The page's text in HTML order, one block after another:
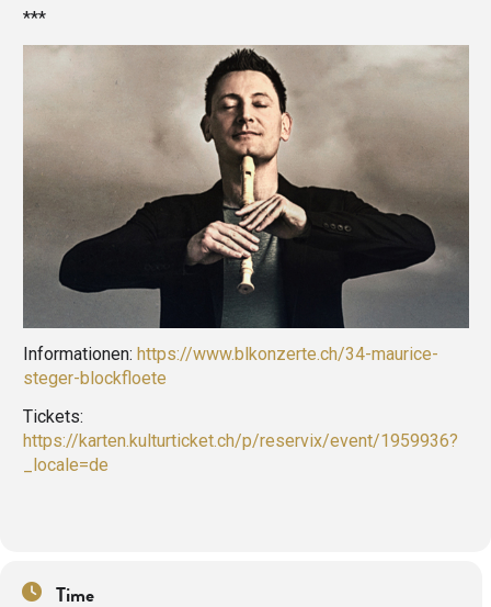
***
Informationen: https://www.blkonzerte.ch/34-maurice-
steger-blockfloete
Tickets:
https://karten.kulturticket.ch/p/reservix/event/1959936?
_locale=de
Time